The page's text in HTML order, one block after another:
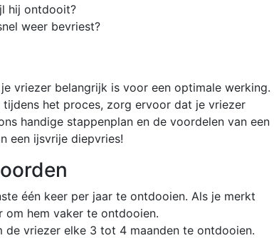
hij ontdooit?
weer bevriest?
vriezer belangrijk is voor een optimale werking.
het proces, zorg ervoor dat je vriezer
handige stappenplan en de voordelen van een
een ijsvrije diepvries!
één keer per jaar te ontdooien. Als je merkt
hem vaker te ontdooien.
vriezer elke 3 tot 4 maanden te ontdooien.